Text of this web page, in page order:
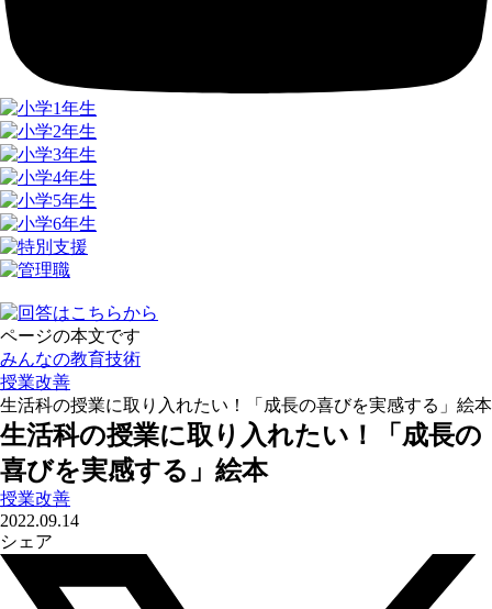
ページの本文です
みんなの教育技術
授業改善
生活科の授業に取り入れたい！「成長の喜びを実感する」絵本
生活科の授業に取り入れたい！「成長の
喜びを実感する」絵本
授業改善
2022.09.14
シェア